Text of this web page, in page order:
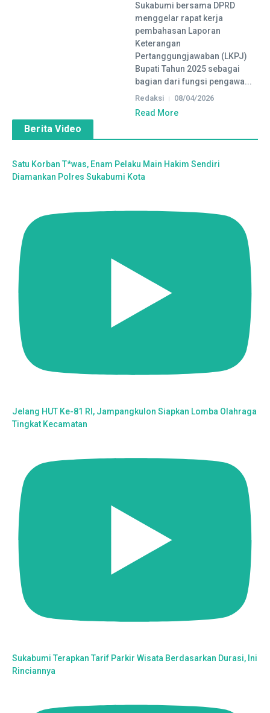
Sukabumi bersama DPRD
menggelar rapat kerja
pembahasan Laporan
Keterangan
Pertanggungjawaban (LKPJ)
Bupati Tahun 2025 sebagai
bagian dari fungsi pengawa...
Redaksi 08/04/2026
Read More
Berita Video
Satu Korban T*was, Enam Pelaku Main Hakim Sendiri
Diamankan Polres Sukabumi Kota
Jelang HUT Ke-81 RI, Jampangkulon Siapkan Lomba Olahraga
Tingkat Kecamatan
Sukabumi Terapkan Tarif Parkir Wisata Berdasarkan Durasi, Ini
Rinciannya